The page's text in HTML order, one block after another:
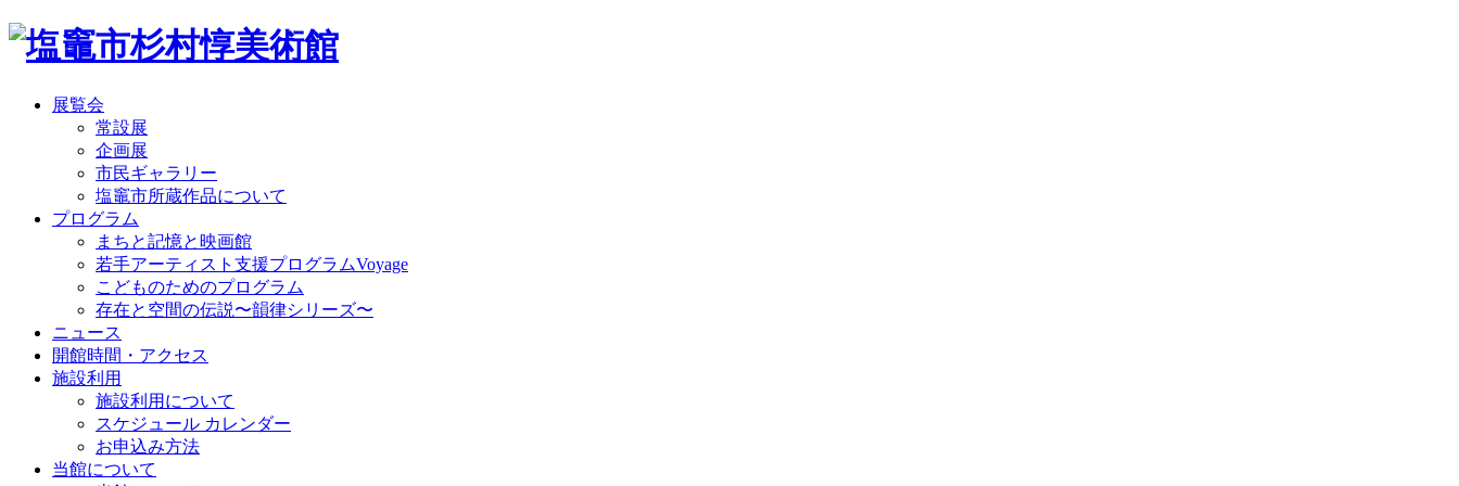
展覧会
常設展
企画展
市民ギャラリー
塩竈市所蔵作品について
プログラム
まちと記憶と映画館
若手アーティスト支援プログラムVoyage
こどものためのプログラム
存在と空間の伝説〜韻律シリーズ〜
ニュース
開館時間・アクセス
施設利用
施設利用について
スケジュール カレンダー
お申込み方法
当館について